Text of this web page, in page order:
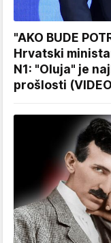
"AKO BUDE
Hrvatski
N1: "Oluja" je
prošlosti